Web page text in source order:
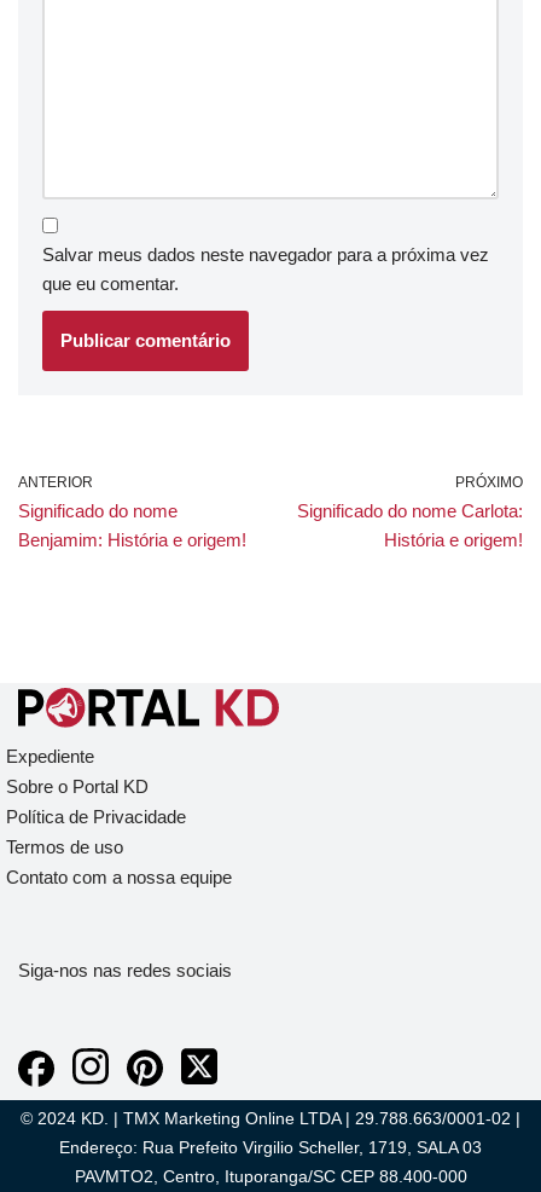
Salvar meus dados neste navegador para a próxima vez
que eu comentar.
ANTERIOR
Significado do nome
Benjamim: História e origem!
PRÓXIMO
Significado do nome Carlota:
História e origem!
Expediente
Sobre o Portal KD
Política de Privacidade
Termos de uso
Contato com a nossa equipe
Siga-nos nas redes sociais
© 2024 KD. | TMX Marketing Online LTDA | 29.788.663/0001-02 |
Endereço: Rua Prefeito Virgilio Scheller, 1719, SALA 03
PAVMTO2, Centro, Ituporanga/SC CEP 88.400-000